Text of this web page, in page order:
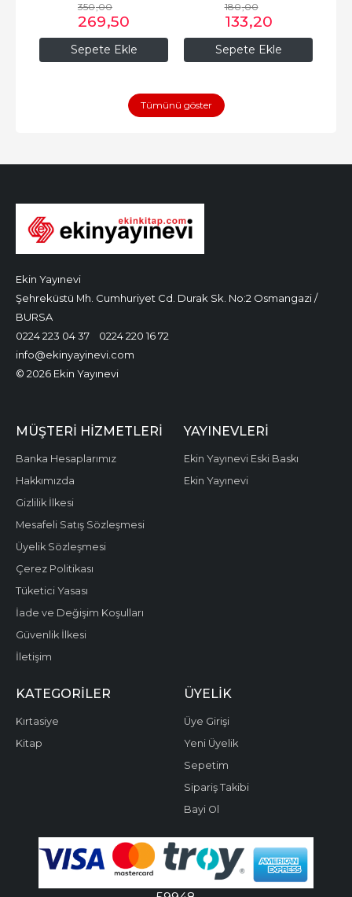
Sepete Ekle
350,00
269,50
Sepete Ekle
180,00
133,20
Tümünü göster
Ekin Yayınevi
Şehreküstü Mh. Cumhuriyet Cd. Durak Sk. No:2 Osmangazi /
BURSA
0224 223 04 37
0224 220 16 72
info@ekinyayinevi.com
© 2026 Ekin Yayınevi
MÜŞTERI HIZMETLERI
Banka Hesaplarımız
Hakkımızda
Gizlilik İlkesi
Mesafeli Satış Sözleşmesi
Üyelik Sözleşmesi
Çerez Politikası
Tüketici Yasası
İade ve Değişim Koşulları
Güvenlik İlkesi
İletişim
YAYINEVLERI
Ekin Yayınevi Eski Baskı
Ekin Yayınevi
KATEGORILER
Kırtasiye
Kitap
ÜYELIK
Üye Girişi
Yeni Üyelik
Sepetim
Sipariş Takibi
Bayi Ol